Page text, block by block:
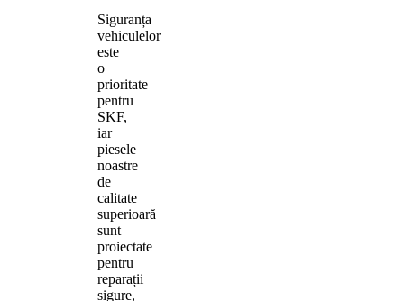
Siguranța
vehiculelor
este
o
prioritate
pentru
SKF,
iar
piesele
noastre
de
calitate
superioară
sunt
proiectate
pentru
reparații
sigure,